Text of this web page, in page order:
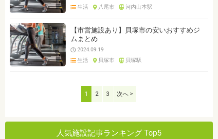
生活
八尾市 河内山本駅
【市営施設あり】貝塚市の安いおすすめジ
ムまとめ
2024.09.19
生活
貝塚市 貝塚駅
1 2 3 次へ >
人気施設記事ランキング Top5